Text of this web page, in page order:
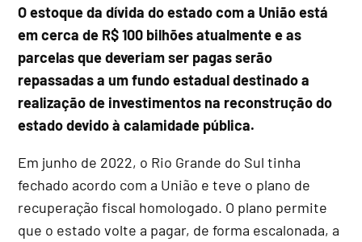
O estoque da dívida do estado com a União está
em cerca de R$ 100 bilhões atualmente e as
parcelas que deveriam ser pagas serão
repassadas a um fundo estadual destinado a
realização de investimentos na reconstrução do
estado devido à calamidade pública.
Em junho de 2022, o Rio Grande do Sul tinha
fechado acordo com a União e teve o plano de
recuperação fiscal homologado. O plano permite
que o estado volte a pagar, de forma escalonada, a